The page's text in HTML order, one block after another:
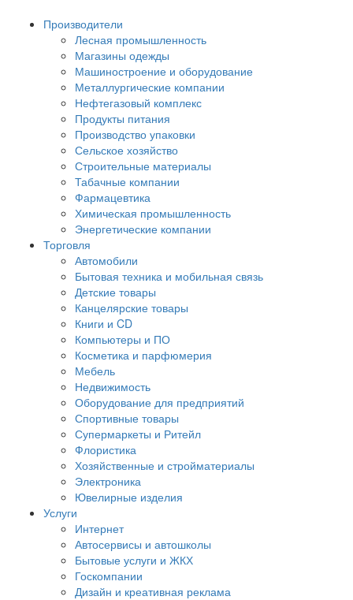
Производители
Лесная промышленность
Магазины одежды
Машиностроение и оборудование
Металлургические компании
Нефтегазовый комплекс
Продукты питания
Производство упаковки
Сельское хозяйство
Строительные материалы
Табачные компании
Фармацевтика
Химическая промышленность
Энергетические компании
Торговля
Автомобили
Бытовая техника и мобильная связь
Детские товары
Канцелярские товары
Книги и CD
Компьютеры и ПО
Косметика и парфюмерия
Мебель
Недвижимость
Оборудование для предприятий
Спортивные товары
Супермаркеты и Ритейл
Флористика
Хозяйственные и стройматериалы
Электроника
Ювелирные изделия
Услуги
Интернет
Автосервисы и автошколы
Бытовые услуги и ЖКХ
Госкомпании
Дизайн и креативная реклама